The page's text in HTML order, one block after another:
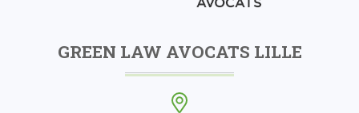
GREEN LAW AVOCATS LILLE